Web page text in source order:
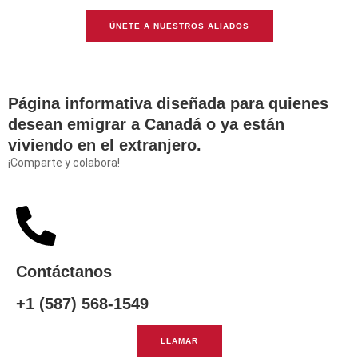
ÚNETE A NUESTROS ALIADOS
Página informativa diseñada para quienes
desean emigrar a Canadá o ya están
viviendo en el extranjero.
¡Comparte y colabora!
Contáctanos
+1 (587) 568-1549
LLAMAR